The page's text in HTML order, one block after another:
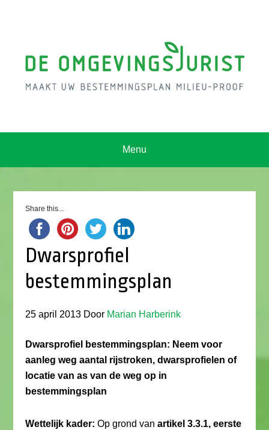
Menu
Share this...
Dwarsprofiel
bestemmingsplan
25 april 2013 Door Marian Harberink
Dwarsprofiel bestemmingsplan: Neem voor
aanleg weg aantal rijstroken, dwarsprofielen of
locatie van as van de weg op in
bestemmingsplan
Wettelijk kader:Op grond vanartikel 3.3.1, eerste